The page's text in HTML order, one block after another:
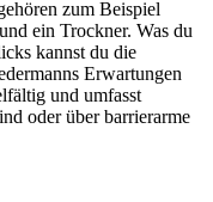
zum Beispiel
ein Trockner. Was du
kannst du die
Erwartungen
und umfasst
oder über barrierarme